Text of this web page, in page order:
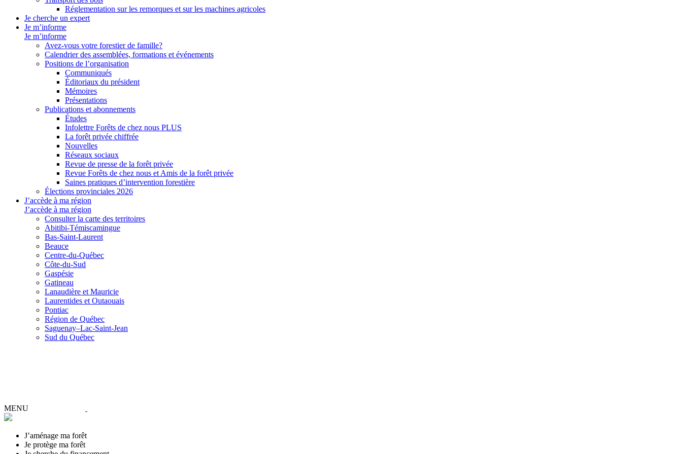
Réglementation sur les remorques et sur les machines agricoles
Je cherche un expert
Je m’informe
Je m’informe
Avez-vous votre forestier de famille?
Calendrier des assemblées, formations et événements
Positions de l’organisation
Communiqués
Éditoriaux du président
Mémoires
Présentations
Publications et abonnements
Études
Infolettre Forêts de chez nous PLUS
La forêt privée chiffrée
Nouvelles
Réseaux sociaux
Revue de presse de la forêt privée
Revue Forêts de chez nous et Amis de la forêt privée
Saines pratiques d’intervention forestière
Élections provinciales 2026
J’accède à ma région
J’accède à ma région
Consulter la carte des territoires
Abitibi-Témiscamingue
Bas-Saint-Laurent
Beauce
Centre-du-Québec
Côte-du-Sud
Gaspésie
Gatineau
Lanaudière et Mauricie
Laurentides et Outaouais
Pontiac
Région de Québec
Saguenay–Lac-Saint-Jean
Sud du Québec
MENU
J’aménage ma forêt
Je protège ma forêt